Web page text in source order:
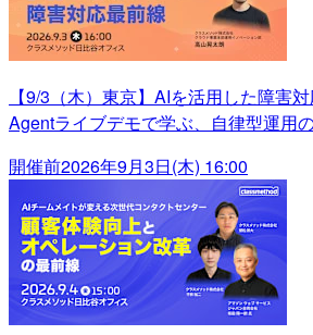
【9/3（木）東京】AIを活用した障害
Agentライブデモで学ぶ、自律型運用
開催前2026年9月3日(木) 16:00